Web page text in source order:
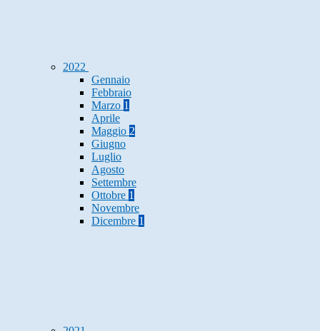
2022
Gennaio
Febbraio
Marzo 1
Aprile
Maggio 2
Giugno
Luglio
Agosto
Settembre
Ottobre 1
Novembre
Dicembre 1